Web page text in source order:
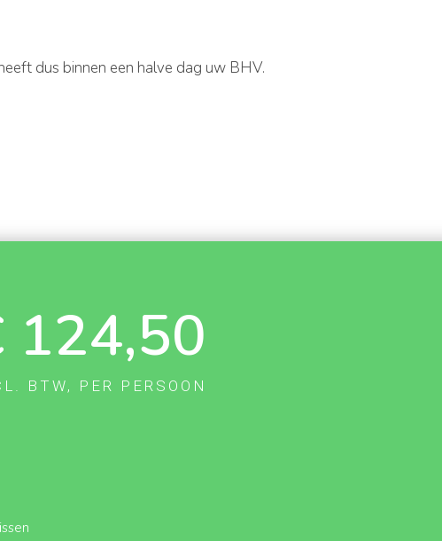
dus binnen een halve dag uw BHV.
124,50
BTW, PER PERSOON